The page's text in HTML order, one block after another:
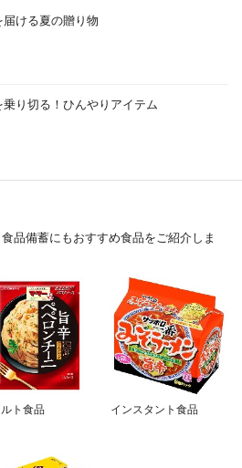
届ける夏の贈り物
乗り切る！ひんやりアイテム
品備蓄にもおすすめ食品をご紹介しま
ト食品 インスタント食品